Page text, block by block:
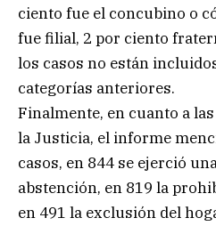
ciento fue el concubino o
fue filial, 2 por ciento
los casos no están
categorías anteriores.
Finalmente, en cuanto a
la Justicia, el informe
casos, en 844 se ejerció
abstención, en 819 la
en 491 la exclusión del